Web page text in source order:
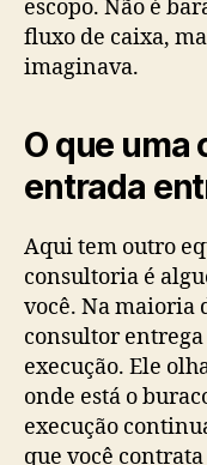
escopo. Não é
fluxo de caixa,
imaginava.
O que uma
entrada
Aqui tem outro
consultoria é
você. Na maioria
consultor entrega
execução. Ele
onde está o
execução
que você